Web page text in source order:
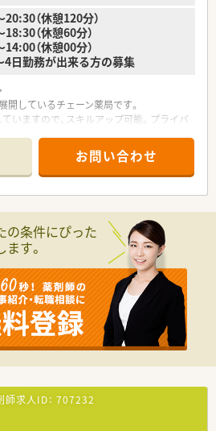
であれば社会保険への加入も可能であ
のもとで安心して就業を継続いただけま
にドラッグストアと調剤薬局のチェーン
域に根差した店舗運営をしております。
ネットワークの構築や健康セミナー、スポ
実施を通じて地域医療サポートに取り組
新の調剤機器を導入し調剤・監査業務を効
の対人業務を強化しております。
部門は分かれておりますのでOTCの知識
っかりと分業ができております。
（休憩120分）
（休憩60分）
（休憩00分）
日勤務が出来る方の募集
しているチェーン薬局です。
いますので、スキルアップ可能。プライバ
第一と考え、患者様一人ひとりのために何
で考え取り組んでいます。
目を応需しているため、しっかりと経験を
3～4日の勤務が出来る方を募集していま
お問い合わせ
の条件にぴった
す。
師求人ID： 707232